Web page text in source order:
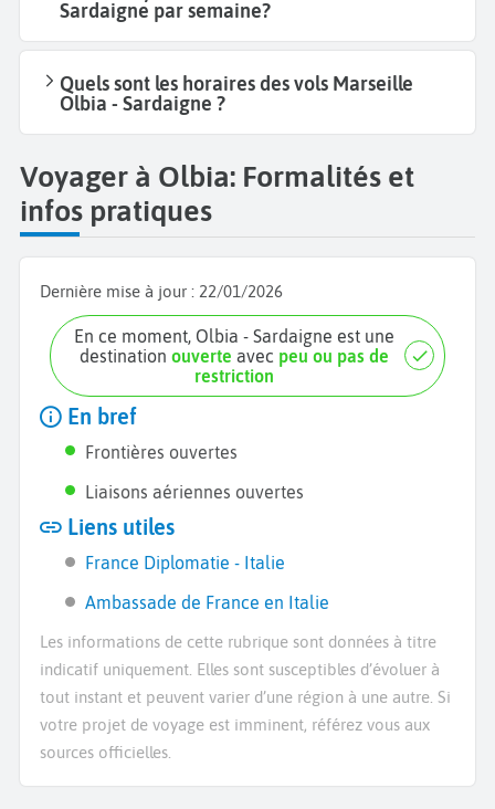
Sardaigne par semaine?
Quels sont les horaires des vols Marseille
Olbia - Sardaigne ?
Voyager à Olbia: Formalités et
infos pratiques
Dernière mise à jour : 22/01/2026
En ce moment, Olbia - Sardaigne est une
destinationouverte avec peu ou pas de
restriction
En bref
Frontières ouvertes
Liaisons aériennes ouvertes
Liens utiles
France Diplomatie - Italie
Ambassade de France en Italie
Les informations de cette rubrique sont données à titre
indicatif uniquement. Elles sont susceptibles d’évoluer à
tout instant et peuvent varier d’une région à une autre. Si
votre projet de voyage est imminent, référez vous aux
sources officielles.